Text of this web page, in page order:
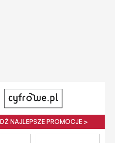
NAJLEPSZE PROMOCJE >